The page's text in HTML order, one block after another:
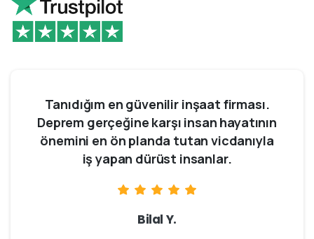
Tanıdığım en güvenilir inşaat firması.
Deprem gerçeğine karşı insan hayatının
önemini en ön planda tutan vicdanıyla
iş yapan dürüst insanlar.
Bilal Y.